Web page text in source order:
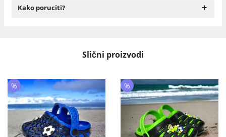
Kako poruciti? +
Slični proizvodi
% %